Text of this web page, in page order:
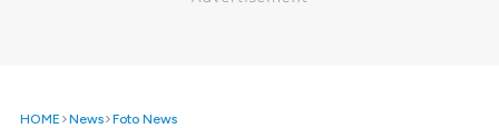
HOME News Foto News